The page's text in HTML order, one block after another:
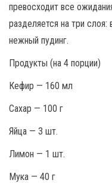
превосходит все
разделяется на три
нежный пудинг.
Продукты (на 4 порции)
Кефир — 160 мл
Сахар — 100 г
Яйца — 3 шт.
Лимон — 1 шт.
Мука — 40 г